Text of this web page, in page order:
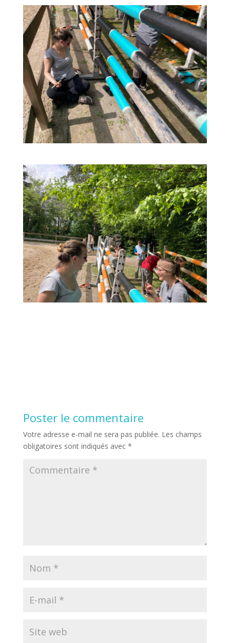
Poster le commentaire
Votre adresse e-mail ne sera pas publiée. Les champs
obligatoires sont indiqués avec *